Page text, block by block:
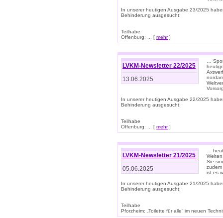
In unserer heutigen Ausgabe 23/2025
Behinderung ausgesucht:
Teilhabe
Offenburg: ... [ mehr]
LVKM-Newsletter 22/2025
13.06.2025
…
In unserer heutigen Ausgabe 22/2025
Behinderung ausgesucht:
Teilhabe
Offenburg: ... [ mehr]
LVKM-Newsletter 21/2025
05.06.2025
…
Sie
ist es
In unserer heutigen Ausgabe 21/2025
Behinderung ausgesucht:
Teilhabe
Pforzheim: „Toilette für alle“ im neuen